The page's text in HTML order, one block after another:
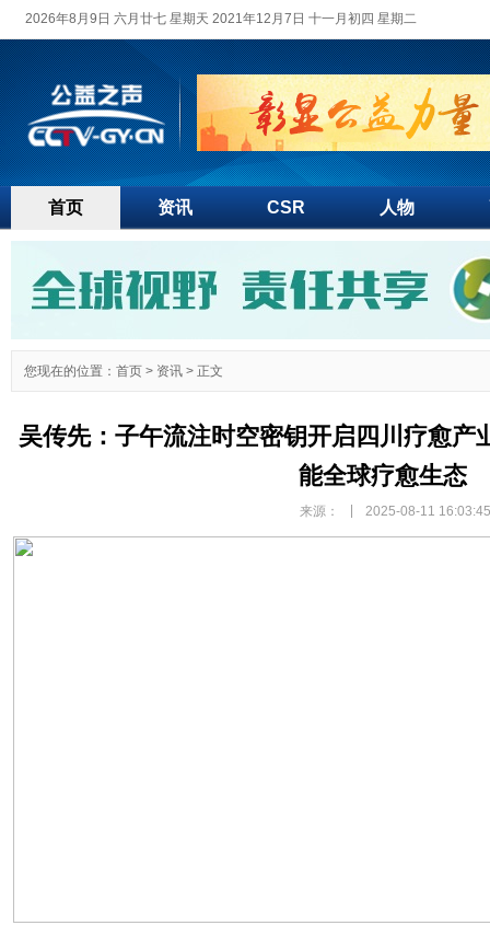
2026年8月9日 六月廿七 星期天 2021年12月7日 十一月初四 星期二
首页 资讯 CSR 人物
您现在的位置： 首页 > 资讯 > 正文
吴传先：子午流注时空密钥开启四川疗愈产
能全球疗愈生态
来源： 2025-08-11 16:03:45